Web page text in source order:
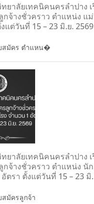
ยาลัยเทคนิคนครลำปาง
กจ้างชั่วคราว ตำแหน่ง แ
แต่วันที่ 15 – 23 มิ.ย. 2569
สมัคร ตำแหน�
ยาลัยเทคนิคนครลำปาง
จ้างชั่วคราว ตำแหน่ง นั
ตรา ตั้งแต่วันที่ 15 – 23 มิ
มัครลูกจ้า